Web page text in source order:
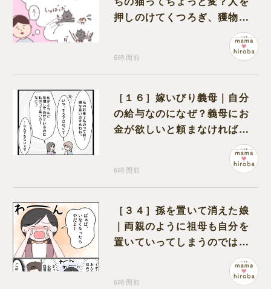
押しのけてくつろぎ、獲物に
も物怖じしない鋼のハート
6時間前
［１６］嫁いびり義母｜自分
の給与なのになぜ？義母にお
金が欲しいと頼まなければな
6時間前
［３４］孫を置いて消えた娘
｜両親のように祖母も自分を
置いていってしまうのでは？
と怯えて泣く孫に心が痛む
6時間前